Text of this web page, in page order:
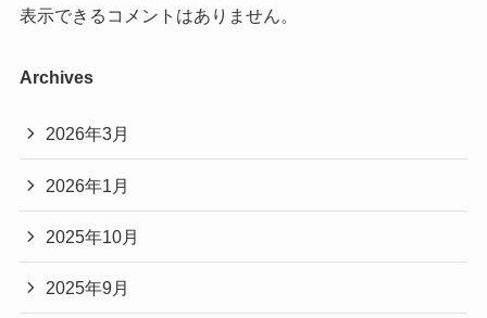
表示できるコメントはありません。
Archives
2026年3月
2026年1月
2025年10月
2025年9月